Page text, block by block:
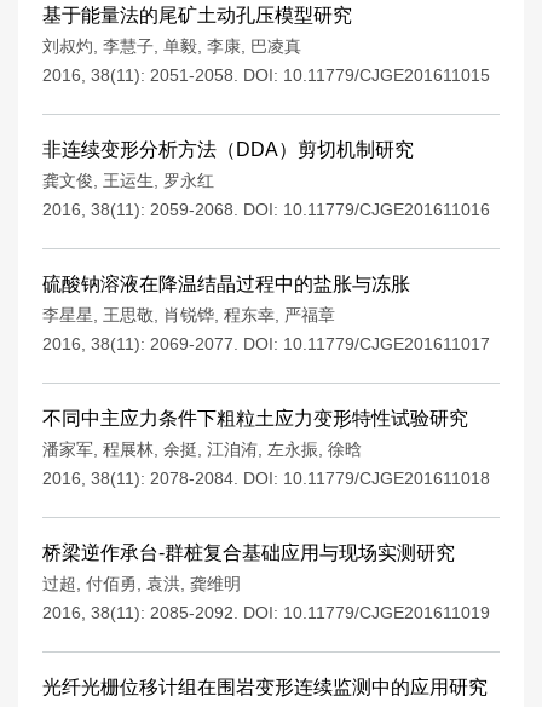
基于能量法的尾矿土动孔压模型研究
刘叔灼 李慧子 单毅 李康 巴凌真
2016, 38(11): 2051-2058.
DOI: 10.11779/CJGE201611015
非连续变形分析方法（DDA）剪切机制研究
龚文俊 王运生
罗永红
2016, 38(11): 2059-2068.
DOI: 10.11779/CJGE201611016
硫酸钠溶液在降温结晶过程中的盐胀与冻胀
李星星 王思敬 肖锐铧 程东幸 严福章
2016, 38(11): 2069-2077.
DOI: 10.11779/CJGE201611017
不同中主应力条件下粗粒土应力变形特性试验研究
潘家军 程展林 余挺 江洎洧 左永振 徐晗
2016, 38(11): 2078-2084. DOI: 10.11779/CJGE201611018
桥梁逆作承台-群桩复合基础应用与现场实测研究
过超 付佰勇 袁洪 龚维明
2016, 38(11): 2085-2092.
DOI: 10.11779/CJGE201611019
光纤光栅位移计组在围岩变形连续监测中的应用研究